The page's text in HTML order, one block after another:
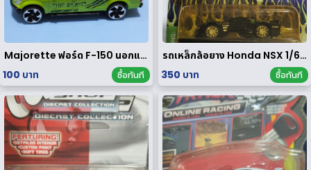
Majorette ฟอร์ด F-150 นอกแพค
100 บาท
ซื้อทันที
รถเหล็กล้อยาง Honda NSX 1/64 ของ rare
350 บาท
ซื้อทันที